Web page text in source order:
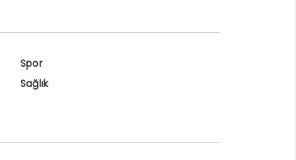
Spor
Sağlık